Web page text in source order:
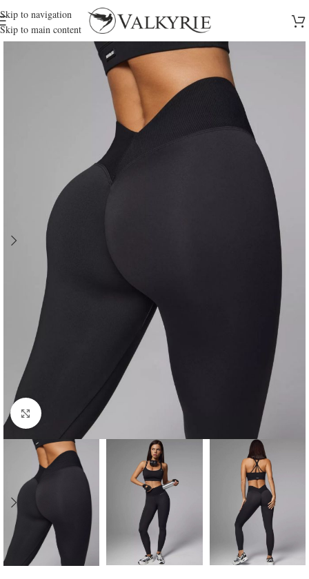
Skip to navigation
Skip to main content
Click to enlarge